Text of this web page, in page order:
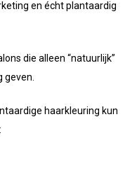
en écht plantaardig
die alleen “natuurlijk”
geven.
haarkleuring kun